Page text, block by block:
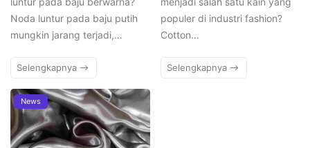
Noda luntur pada baju putih
mungkin jarang terjadi,…
Selengkapnya
populer di industri fashion?
Cotton…
Selengkapnya
News